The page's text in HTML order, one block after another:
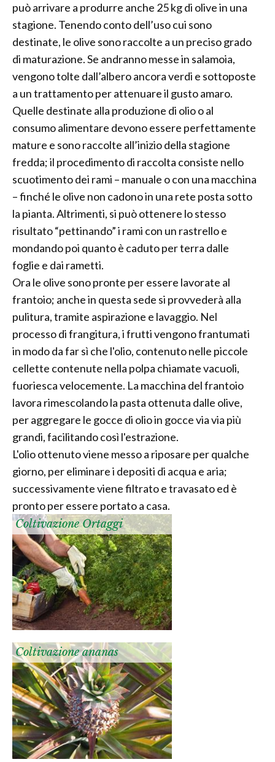
può arrivare a produrre anche 25 kg di olive in una
stagione. Tenendo conto dell’uso cui sono
destinate, le olive sono raccolte a un preciso grado
di maturazione. Se andranno messe in salamoia,
vengono tolte dall’albero ancora verdi e sottoposte
a un trattamento per attenuare il gusto amaro.
Quelle destinate alla produzione di olio o al
consumo alimentare devono essere perfettamente
mature e sono raccolte all’inizio della stagione
fredda; il procedimento di raccolta consiste nello
scuotimento dei rami – manuale o con una macchina
– finché le olive non cadono in una rete posta sotto
la pianta. Altrimenti, si può ottenere lo stesso
risultato “pettinando” i rami con un rastrello e
mondando poi quanto è caduto per terra dalle
foglie e dai rametti.
Ora le olive sono pronte per essere lavorate al
frantoio; anche in questa sede si provvederà alla
pulitura, tramite aspirazione e lavaggio. Nel
processo di frangitura, i frutti vengono frantumati
in modo da far sì che l'olio, contenuto nelle piccole
cellette contenute nella polpa chiamate vacuoli,
fuoriesca velocemente. La macchina del frantoio
lavora rimescolando la pasta ottenuta dalle olive,
per aggregare le gocce di olio in gocce via via più
grandi, facilitando così l'estrazione.
L'olio ottenuto viene messo a riposare per qualche
giorno, per eliminare i depositi di acqua e aria;
successivamente viene filtrato e travasato ed è
pronto per essere portato a casa.
Coltivazione Ortaggi
Coltivazione ananas